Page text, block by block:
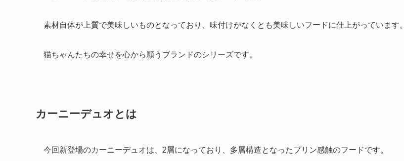
素材自体が上質で美味しいものとなっており、味付けがなくとも美味しいフードに仕上がっています。
猫ちゃんたちの幸せを心から願うブランドのシリーズです。
カーニーデュオとは
今回新登場のカーニーデュオは、2層になっており、多層構造となったプリン感触のフードです。